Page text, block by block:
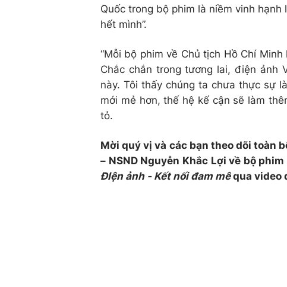
Quốc trong bộ phim là niềm vinh
hết mình”.
“Mỗi bộ phim về Chủ tịch Hồ Chí
Chắc chắn trong tương lai, điện ảnh
này. Tôi thấy chúng ta chưa thực sự
mới mẻ hơn, thế hệ kế cận sẽ làm
tỏ.
Mời quý vị và các bạn theo dõi toàn
– NSND Nguyễn Khắc Lợi về bộ phim
ĐIện ảnh - Kết nối đam mêqua video